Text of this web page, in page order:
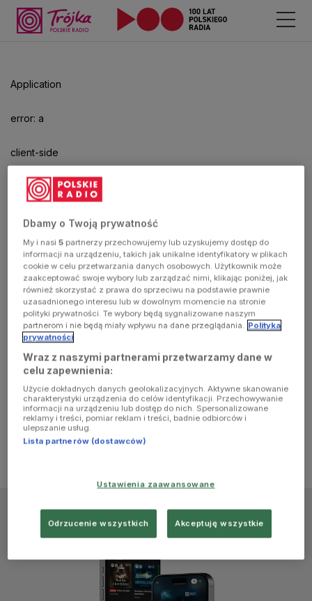
Application
error: a
client-side
exception
has
occurred
(see the
browser
console for
more
information)
aby
odtwarzać.
Dbamy o Twoją prywatność
My i nasi5 partnerzy przechowujemy lub uzyskujemy dostęp do
informacji na urządzeniu, takich jak unikalne identyfikatory w plikach
cookie w celu przetwarzania danych osobowych. Użytkownik może
zaakceptować swoje wybory lub zarządzać nimi, klikając poniżej, jak
również skorzystać z prawa do sprzeciwu na podstawie prawnie
uzasadnionego interesu lub w dowolnym momencie na stronie
polityki prywatności. Te wybory będą sygnalizowane naszym
partnerom i nie będą miały wpływu na dane przeglądania. Polityka
prywatności
Wraz z naszymi partnerami przetwarzamy dane w
celu zapewnienia:
Użycie dokładnych danych geolokalizacyjnych. Aktywne skanowanie
charakterystyki urządzenia do celów identyfikacji. Przechowywanie
informacji na urządzeniu lub dostęp do nich. Spersonalizowane
reklamy i treści, pomiar reklam i treści, badnie odbiorców i
ulepszanie usług.
Lista partnerów (dostawców)
Ustawienia zaawansowane
Odrzucenie wszystkich Akceptuję wszystkie